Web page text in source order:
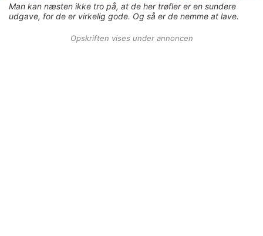
Man kan næsten ikke tro på, at de her trøfler er en sundere
udgave, for de er virkelig gode. Og så er de nemme at lave.
Opskriften vises under annoncen